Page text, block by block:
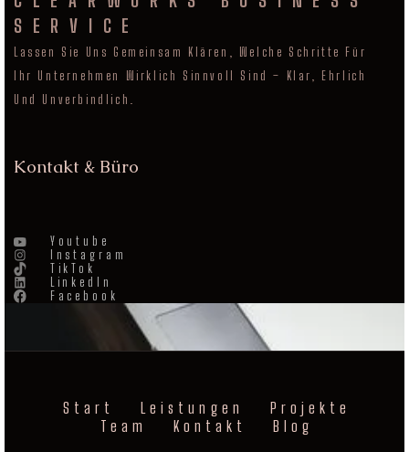
SERVICE
Lassen Sie Uns Gemeinsam Klären, Welche Schritte Für
Ihr Unternehmen Wirklich Sinnvoll Sind – Klar, Ehrlich
Und Unverbindlich.
Kontakt & Büro
Youtube
Instagram
TikTok
LinkedIn
Facebook
Start Leistungen
Projekte
Team
Kontakt Blog